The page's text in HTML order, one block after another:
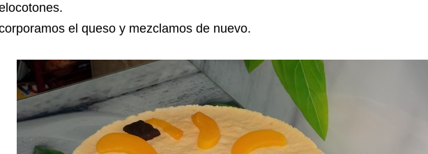
el queso y mezclamos de nuevo.